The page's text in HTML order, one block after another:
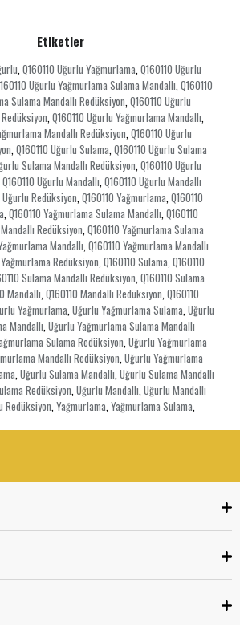
Etiketler
,Q160110 Uğurlu Yağmurlama,Q160110 Uğurlu
Uğurlu Yağmurlama Sulama Mandallı,Q160110
Sulama Mandallı Redüksiyon,Q160110 Uğurlu
,Q160110 Uğurlu Yağmurlama Mandallı,
Mandallı Redüksiyon,Q160110 Uğurlu
,Q160110 Uğurlu Sulama,Q160110 Uğurlu Sulama
Sulama Mandallı Redüksiyon,Q160110 Uğurlu
Q160110 Uğurlu Mandallı,Q160110 Uğurlu Mandallı
Uğurlu Redüksiyon,Q160110 Yağmurlama,Q160110
,Q160110 Yağmurlama Sulama Mandallı,Q160110
Redüksiyon,Q160110 Yağmurlama Sulama
Mandallı,Q160110 Yağmurlama Mandallı
Yağmurlama Redüksiyon,Q160110 Sulama,Q160110
Sulama Mandallı Redüksiyon,Q160110 Sulama
Mandallı,Q160110 Mandallı Redüksiyon,Q160110
Yağmurlama,Uğurlu Yağmurlama Sulama,Uğurlu
Mandallı,Uğurlu Yağmurlama Sulama Mandallı
Sulama Redüksiyon,Uğurlu Yağmurlama
Mandallı Redüksiyon,Uğurlu Yağmurlama
,Uğurlu Sulama Mandallı,Uğurlu Sulama Mandallı
Redüksiyon,Uğurlu Mandallı,Uğurlu Mandallı
Redüksiyon,Yağmurlama,Yağmurlama Sulama,